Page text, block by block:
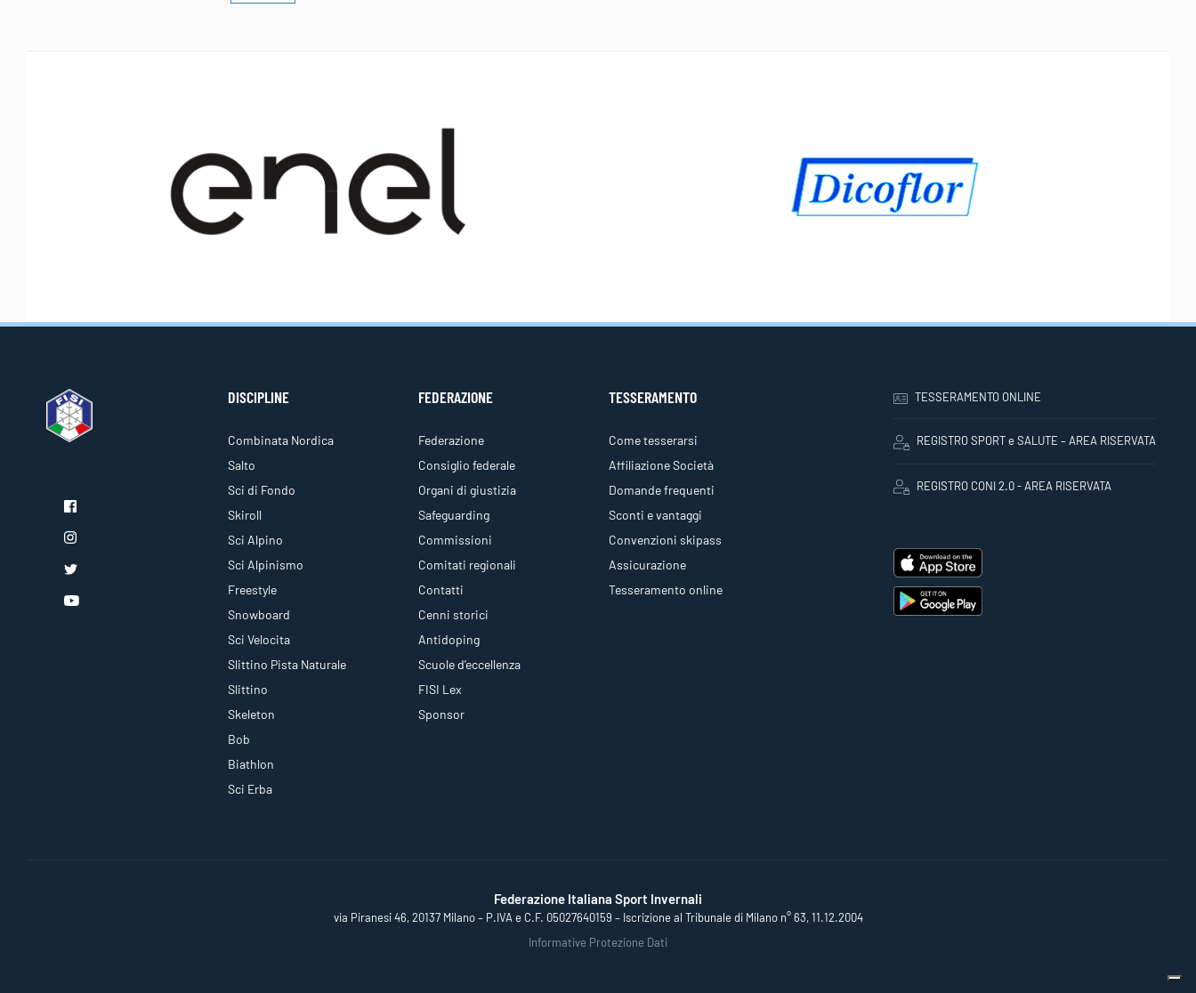
DISCIPLINE
Combinata Nordica
Salto
Sci di Fondo
Skiroll
Sci Alpino
Sci Alpinismo
Freestyle
Snowboard
Sci Velocita
Slittino Pista Naturale
Slittino
Skeleton
Bob
Biathlon
Sci Erba
FEDERAZIONE
Federazione
Consiglio federale
Organi di giustizia
Safeguarding
Commissioni
Comitati regionali
Contatti
Cenni storici
Antidoping
Scuole d'eccellenza
FISI Lex
Sponsor
TESSERAMENTO
Come tesserarsi
Affiliazione Società
Domande frequenti
Sconti e vantaggi
Convenzioni skipass
Assicurazione
Tesseramento online
TESSERAMENTO ONLINE
REGISTRO SPORT e SALUTE – AREA RISERVATA
REGISTRO CONI 2.0 - AREA RISERVATA
Federazione Italiana Sport Invernali
via Piranesi 46, 20137 Milano – P.IVA e C.F. 05027640159 – Iscrizione al Tribunale di Milano n° 63, 11.12.2004
Informative Protezione Dati